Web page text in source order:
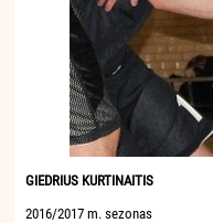
GIEDRIUS KURTINAITIS
2016/2017 m. sezonas